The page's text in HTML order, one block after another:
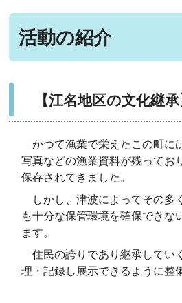
活動の紹介
【江名地区の文化継承
かつて漁業で栄えたこの町に
写真などの漁業資料が残ってお
保存されてきました。
しかし、津波によってその多
も十分な保管環境を確保できな
ます。
住民の誇りであり継承してい
理・記録し展示できるように整